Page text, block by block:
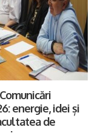
David
a sărbătorit
energie, idei și
de